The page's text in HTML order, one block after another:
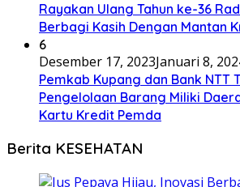
Rayakan Ulang Tahun ke-36
Berbagi Kasih Dengan Mantan
6
Desember 17, 2023Januari 8,
Pemkab Kupang dan Bank NTT
Pengelolaan Barang Miliki
Kartu Kredit Pemda
Berita KESEHATAN